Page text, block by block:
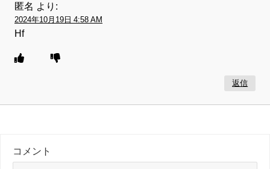
匿名 より:
2024年10月19日 4:58 AM
Hf
返信
コメント